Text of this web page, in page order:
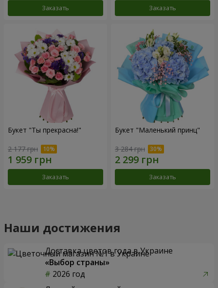
Заказать Заказать
Букет "Ты прекрасна!"
2 177 грн
Заказать
Букет "Маленький принц"
3 284 грн
Заказать
Наши достижения
Доставка цветов года в Украине
«Выбор страны»
2026 год